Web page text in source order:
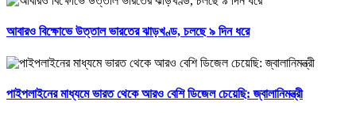
আবারও বিক্ষোভে উত্তাল ভারতের ঝাড়খণ্ড, চলছে ৯ দিন ধরে
পাইপলাইনের মাধ্যমে ভারত থেকে আরও বেশি ডিজেল চেয়েছি: জ্বালানিমন্ত্রী